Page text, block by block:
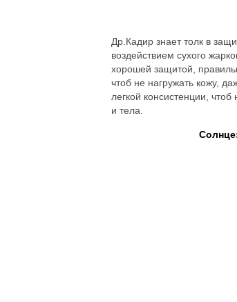
Др.Кадир знает толк в
воздействием сухого
хорошей защитой,
чтоб не нагружать кожу,
легкой консистенции,
и тела.